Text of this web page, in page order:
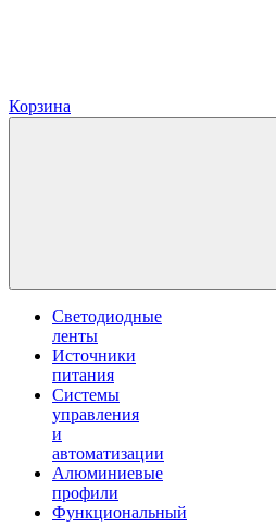
Корзина
Светодиодные
ленты
Источники
питания
Системы
управления
и
автоматизации
Алюминиевые
профили
Функциональный